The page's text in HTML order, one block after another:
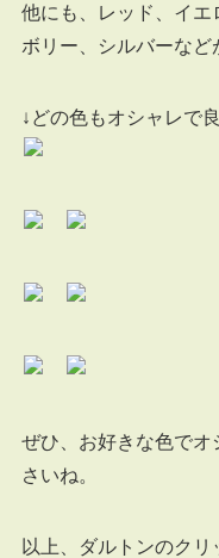
他にも、レッド、イエ
ボリー、シルバーなど
↓どの色もオシャレで
ぜひ、お好きな色で
さいね。
以上、ダルトンのクリ